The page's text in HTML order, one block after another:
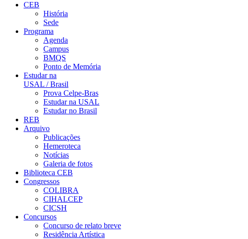
CEB
História
Sede
Programa
Agenda
Campus
BMQS
Ponto de Memória
Estudar na
USAL / Brasil
Prova Celpe-Bras
Estudar na USAL
Estudar no Brasil
REB
Arquivo
Publicações
Hemeroteca
Notícias
Galeria de fotos
Biblioteca CEB
Congressos
COLIBRA
CIHALCEP
CICSH
Concursos
Concurso de relato breve
Residência Artística